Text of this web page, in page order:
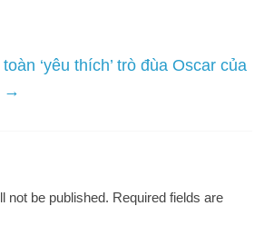
‘yêu thích’ trò đùa Oscar của
→
not be published. Required fields are